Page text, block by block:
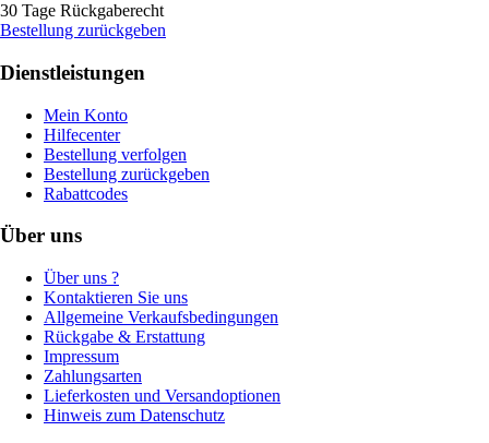
30 Tage Rückgaberecht
Bestellung zurückgeben
Dienstleistungen
Mein Konto
Hilfecenter
Bestellung verfolgen
Bestellung zurückgeben
Rabattcodes
Über uns
Über uns ?
Kontaktieren Sie uns
Allgemeine Verkaufsbedingungen
Rückgabe & Erstattung
Impressum
Zahlungsarten
Lieferkosten und Versandoptionen
Hinweis zum Datenschutz